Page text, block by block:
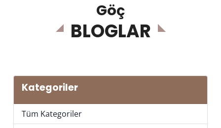
Göç
BLOGLAR
Kategoriler
Tüm Kategoriler